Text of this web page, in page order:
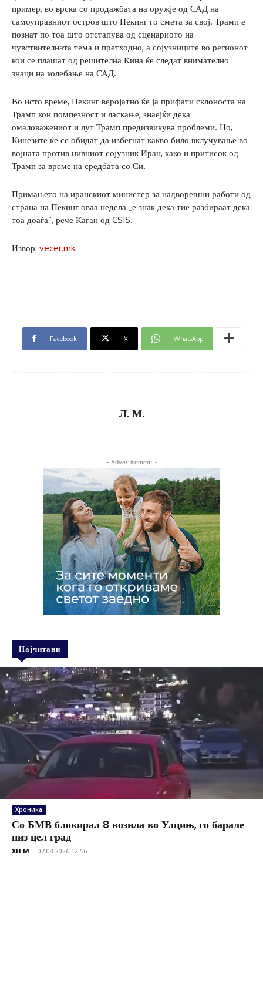
пример, во врска со продажбата на оружје од САД на
самоуправниот остров што Пекинг го смета за свој. Трамп е
познат по тоа што отстапува од сценариото на
чувствителната тема и претходно, а сојузниците во регионот
кои се плашат од решителна Кина ќе следат внимателно
знаци на колебање на САД.
Во исто време, Пекинг веројатно ќе ја прифати склоноста на
Трамп кон помпезност и ласкање, знаејќи дека
омаловажениот и лут Трамп предизвикува проблеми. Но,
Кинезите ќе се обидат да избегнат какво било вклучување во
војната против нивниот сојузник Иран, како и притисок од
Трамп за време на средбата со Си.
Примањето на иранскиот министер за надворешни работи од
страна на Пекинг оваа недела „е знак дека тие разбираат дека
тоа доаѓа“, рече Каган од CSIS.
Извор: vecer.mk
Facebook X WhatsApp
Л. М.
- Advertisement -
Најчитани
Хроника
Со БМВ блокирал 8 возила во Улцињ, го барале
низ цел град
XH M - 07.08.2026 12:56